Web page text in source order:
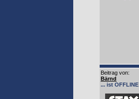
Beitrag von:
Bärnd
... ist OFFLINE